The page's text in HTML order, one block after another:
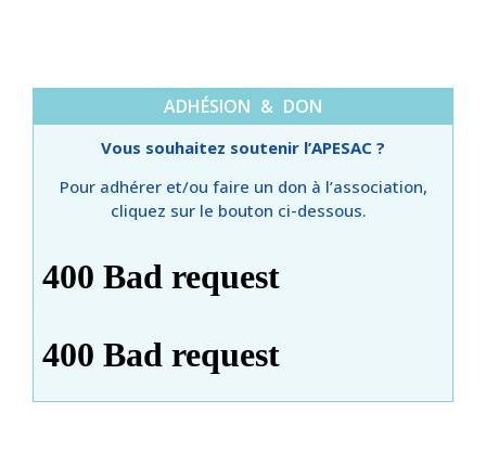
ADHÉSION & DON
Vous souhaitez soutenir l’APESAC ?
Pour adhérer et/ou faire un don à l’association,
cliquez sur le bouton ci-dessous.